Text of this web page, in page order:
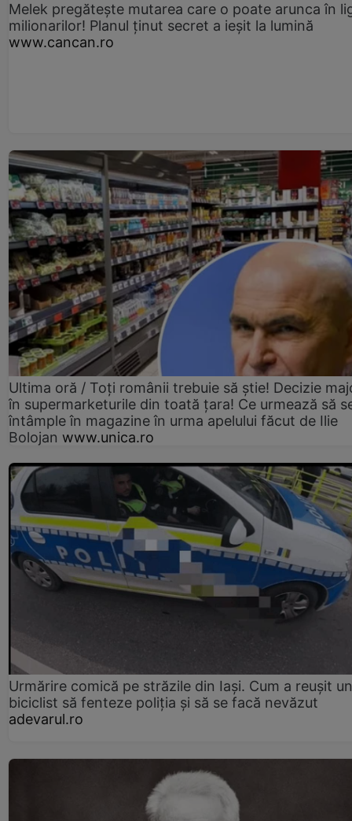
Melek pregătește mutarea care o poate arunca în
milionarilor! Planul ținut secret a ieșit la lumină
www.cancan.ro
Ultima oră / Toți românii trebuie să știe! Decizie
în supermarketurile din toată țara! Ce urmează să
întâmple în magazine în urma apelului făcut de Ilie
Bolojan www.unica.ro
Urmărire comică pe străzile din Iași. Cum a reușit un
biciclist să fenteze poliția și să se facă nevăzut
adevarul.ro